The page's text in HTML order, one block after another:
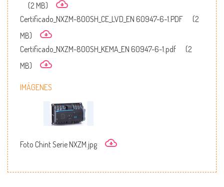
(2 MB)
Certificado_NXZM-800SH_CE_LVD_EN 60947-6-1.PDF
(2
MB)
Certificado_NXZM-800SH_KEMA_EN 60947-6-1.pdf
(2
MB)
IMÁGENES
Foto Chint Serie NXZM.jpg